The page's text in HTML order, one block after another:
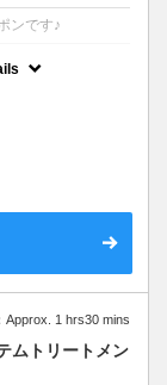
ンです♪
Approx. 1 hrs30 mins
ムトリートメン